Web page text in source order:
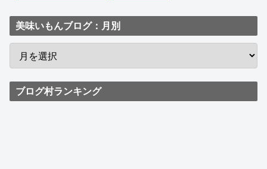
美味いもんブログ：月別
ブログ村ランキング